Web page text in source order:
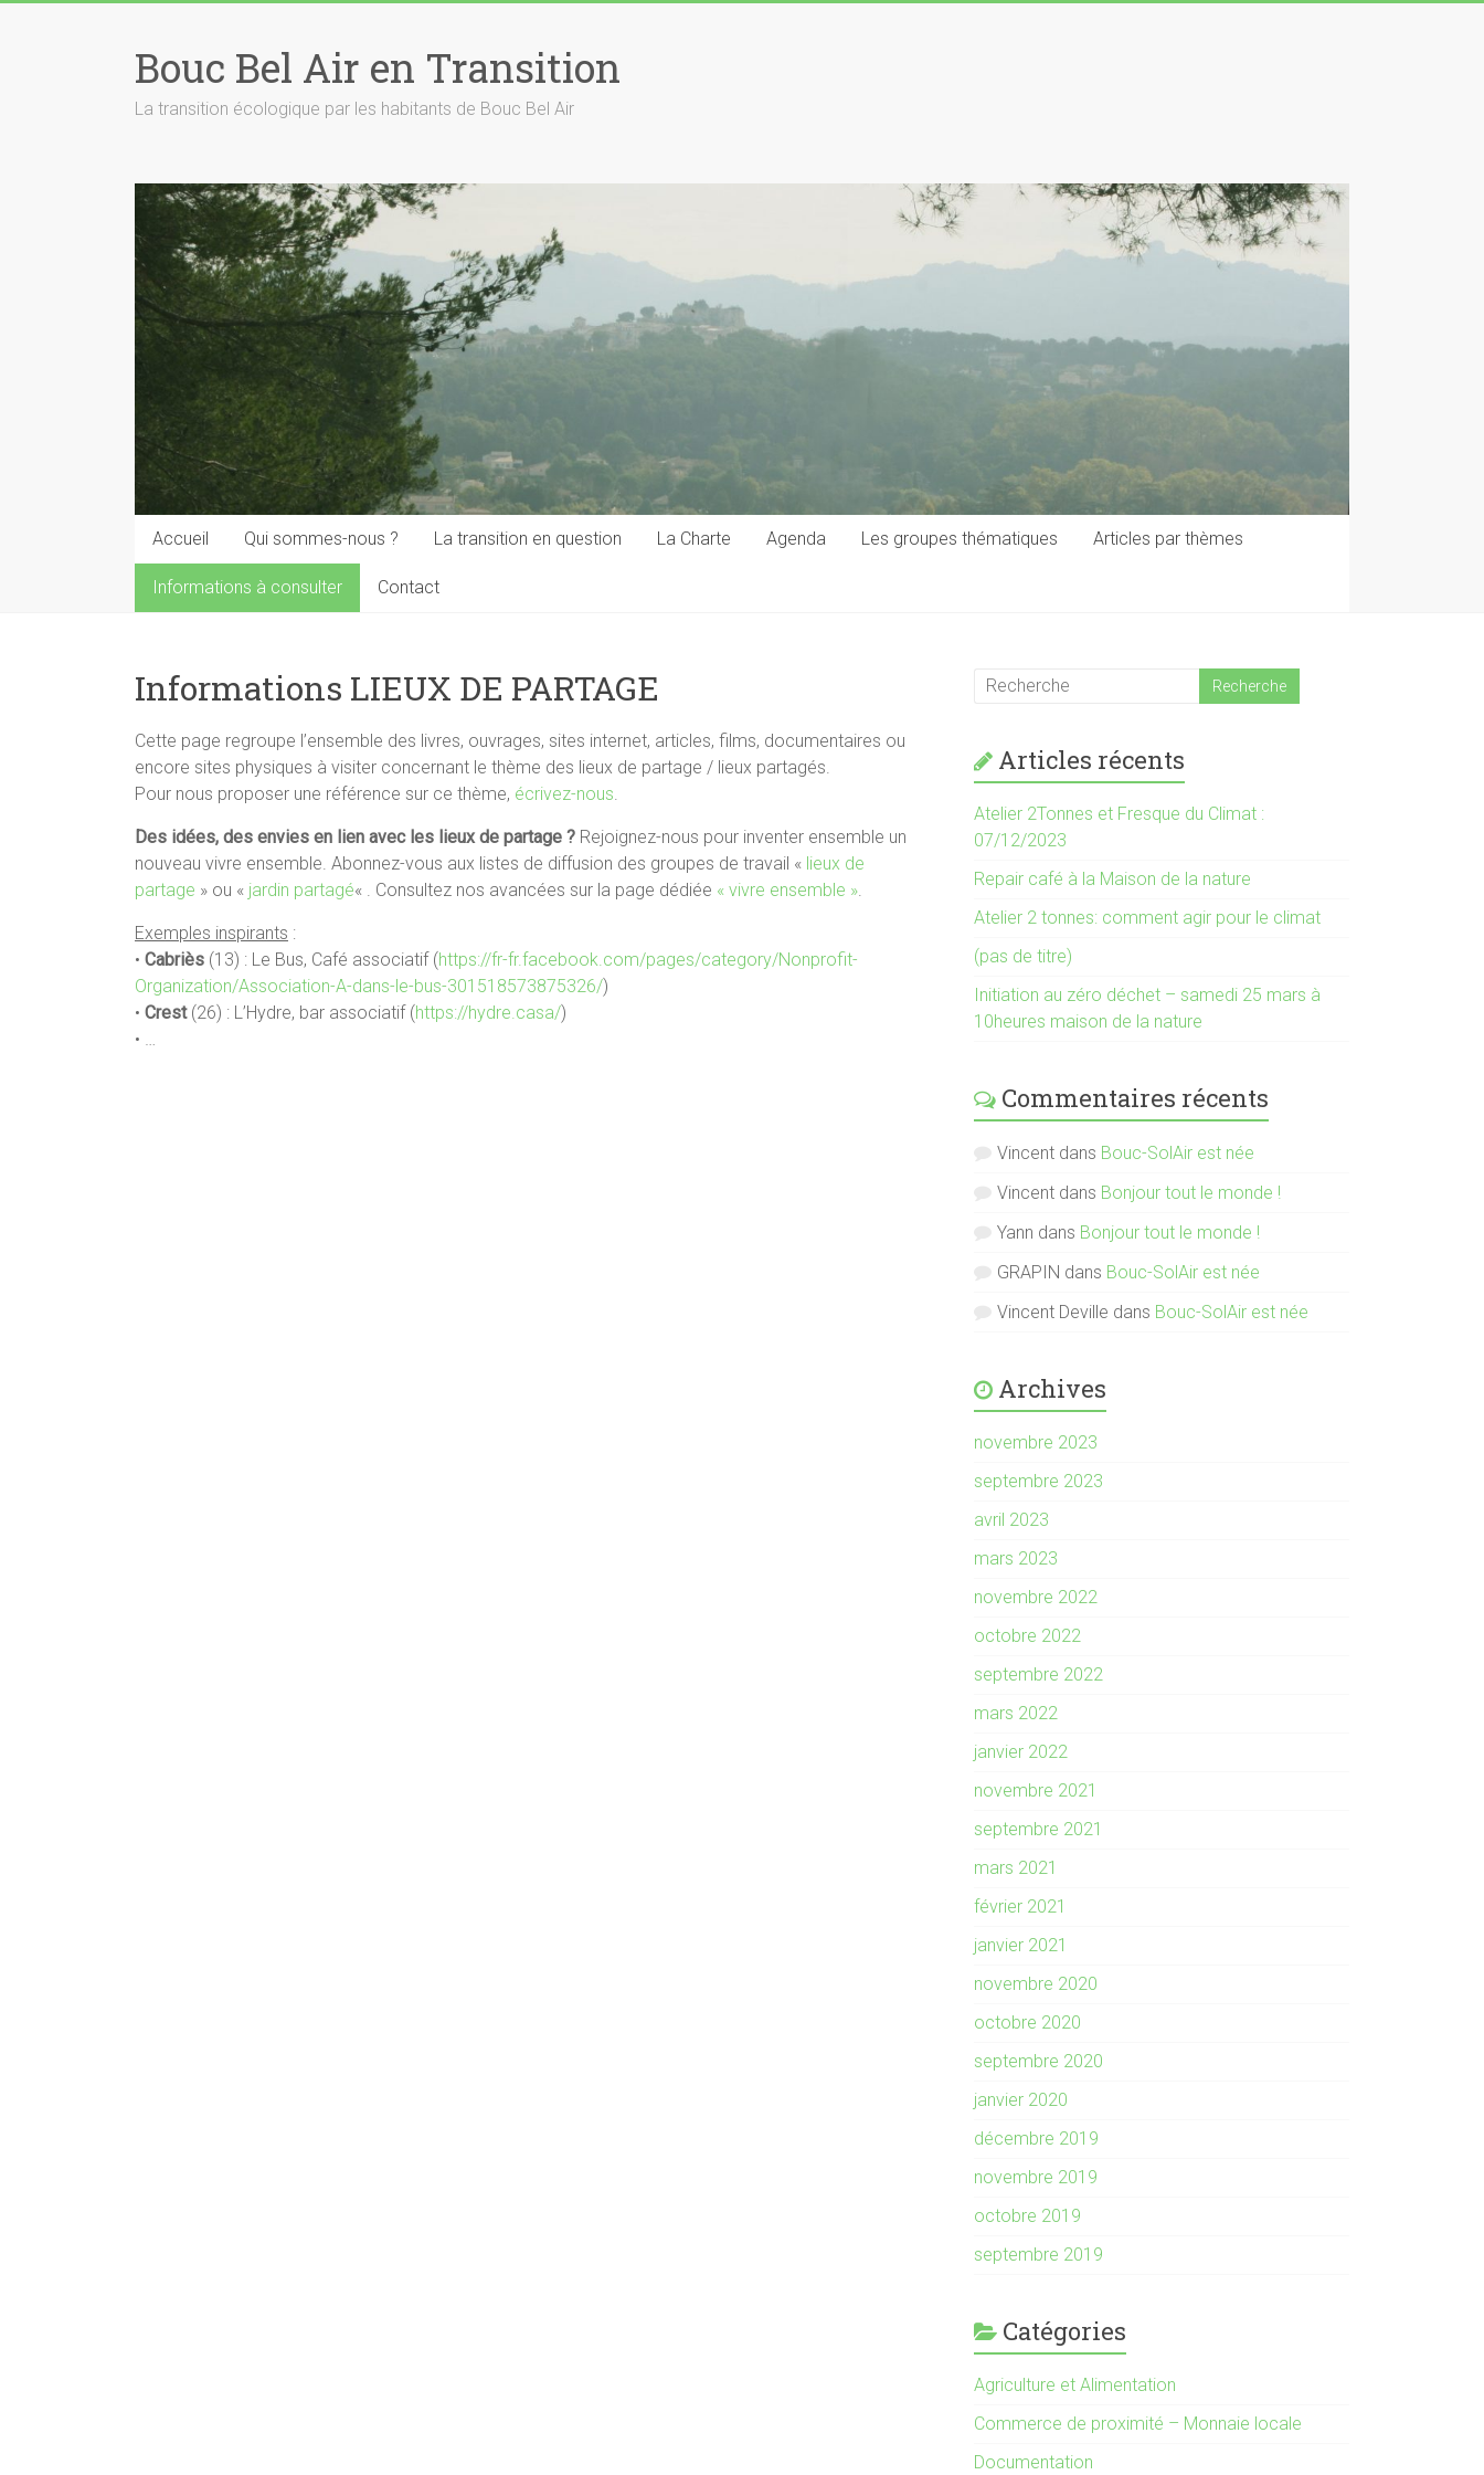
Bouc Bel Air en Transition
La transition écologique par les habitants de Bouc Bel Air
Accueil Qui sommes-nous ? La transition en question La Charte Agenda Les groupes thématiques Articles par thèmes
Informations à consulter Contact
Informations LIEUX DE PARTAGE
Cette page regroupe l’ensemble des livres, ouvrages, sites internet, articles, films, documentaires ou
encore sites physiques à visiter concernant le thème des lieux de partage / lieux partagés.
Pour nous proposer une référence sur ce thème, écrivez-nous.
Des idées, des envies en lien avec les lieux de partage ? Rejoignez-nous pour inventer ensemble un
nouveau vivre ensemble. Abonnez-vous aux listes de diffusion des groupes de travail « lieux de
partage » ou « jardin partagé« . Consultez nos avancées sur la page dédiée « vivre ensemble ».
Exemples inspirants :
• Cabriès (13) : Le Bus, Café associatif (https://fr-fr.facebook.com/pages/category/Nonprofit-
Organization/Association-A-dans-le-bus-301518573875326/)
• Crest(26) : L’Hydre, bar associatif (https://hydre.casa/)
• …
Articles récents
Atelier 2Tonnes et Fresque du Climat :
07/12/2023
Repair café à la Maison de la nature
Atelier 2 tonnes: comment agir pour le climat
(pas de titre)
Initiation au zéro déchet – samedi 25 mars à
10heures maison de la nature
Commentaires récents
Vincent dans Bouc-SolAir est née
Vincent dans Bonjour tout le monde !
Yann dans Bonjour tout le monde !
GRAPIN dans Bouc-SolAir est née
Vincent Deville dans Bouc-SolAir est née
Archives
novembre 2023
septembre 2023
avril 2023
mars 2023
novembre 2022
octobre 2022
septembre 2022
mars 2022
janvier 2022
novembre 2021
septembre 2021
mars 2021
février 2021
janvier 2021
novembre 2020
octobre 2020
septembre 2020
janvier 2020
décembre 2019
novembre 2019
octobre 2019
septembre 2019
Catégories
Agriculture et Alimentation
Commerce de proximité – Monnaie locale
Documentation